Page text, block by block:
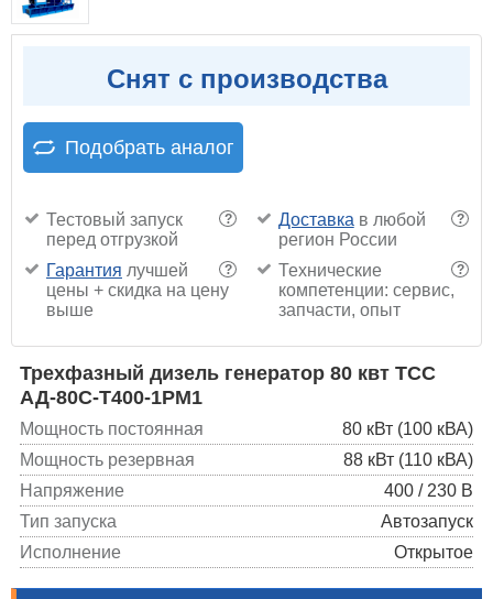
Снят с производства
Подобрать аналог
?
Тестовый запуск
перед отгрузкой
?
Доставка в любой
регион России
?
Гарантия лучшей
цены + скидка на цену
выше
?
Технические
компетенции: сервис,
запчасти, опыт
Трехфазный дизель генератор 80 квт ТСС
АД-80С-Т400-1РМ1
Мощность постоянная
80 кВт (100 кВА)
Мощность резервная
88 кВт (110 кВА)
Напряжение
400 / 230 В
Тип запуска
Автозапуск
Исполнение
Открытое